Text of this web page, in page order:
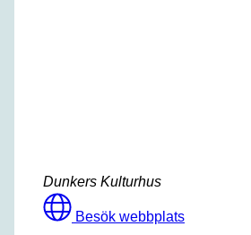
Dunkers Kulturhus
Besök webbplats